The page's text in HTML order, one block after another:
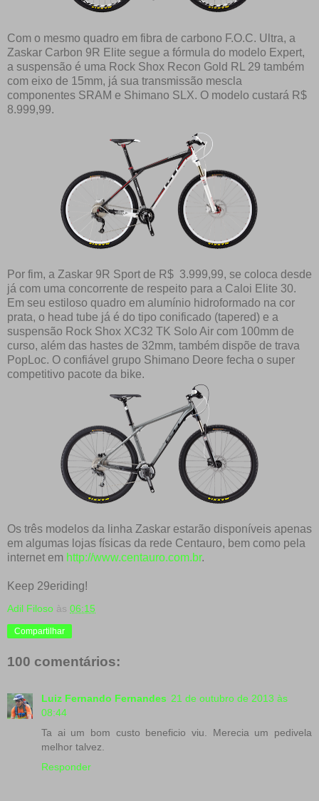
Com o mesmo quadro em fibra de carbono F.O.C. Ultra, a
Zaskar Carbon 9R Elite segue a fórmula do modelo Expert,
a suspensão é uma Rock Shox Recon Gold RL 29 também
com eixo de 15mm, já sua transmissão mescla
componentes SRAM e Shimano SLX. O modelo custará R$
8.999,99.
Por fim, a Zaskar 9R Sport de R$ 3.999,99, se coloca desde
já com uma concorrente de respeito para a Caloi Elite 30.
Em seu estiloso quadro em alumínio hidroformado na cor
prata, o head tube já é do tipo conificado (tapered) e a
suspensão Rock Shox XC32 TK Solo Air com 100mm de
curso, além das hastes de 32mm, também dispõe de trava
PopLoc. O confiável grupo Shimano Deore fecha o super
competitivo pacote da bike.
Os três modelos da linha Zaskar estarão disponíveis apenas
em algumas lojas físicas da rede Centauro, bem como pela
internet em http://www.centauro.com.br.
Keep 29eriding!
Adil Filoso às 06:15
Compartilhar
100 comentários:
Luiz Fernando Fernandes 21 de outubro de 2013 às
08:44
Ta ai um bom custo beneficio viu. Merecia um pedivela
melhor talvez.
Responder